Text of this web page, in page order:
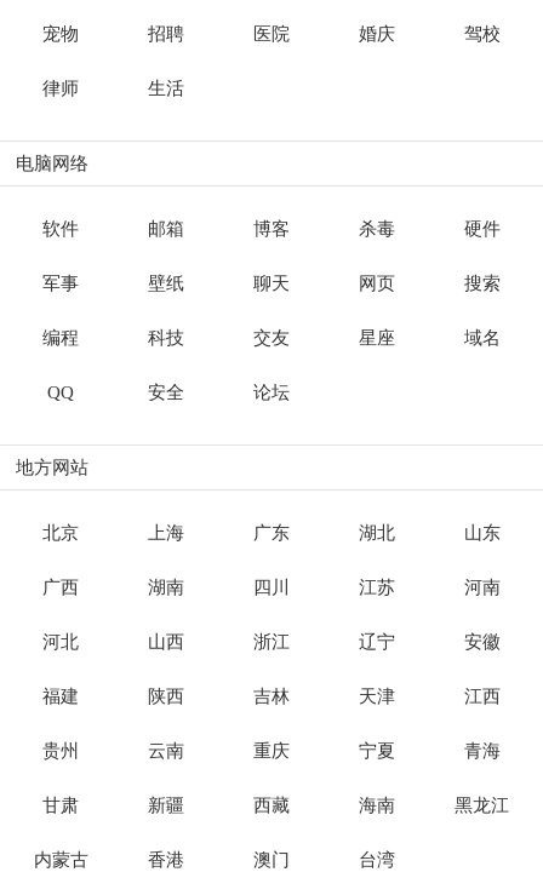
宠物 招聘 医院 婚庆 驾校
律师 生活
电脑网络
软件 邮箱 博客 杀毒 硬件
军事 壁纸 聊天 网页 搜索
编程 科技 交友 星座 域名
QQ 安全 论坛
地方网站
北京 上海 广东 湖北 山东
广西 湖南 四川 江苏 河南
河北 山西 浙江 辽宁 安徽
福建 陕西 吉林 天津 江西
贵州 云南 重庆 宁夏 青海
甘肃 新疆 西藏 海南 黑龙江
内蒙古 香港 澳门 台湾